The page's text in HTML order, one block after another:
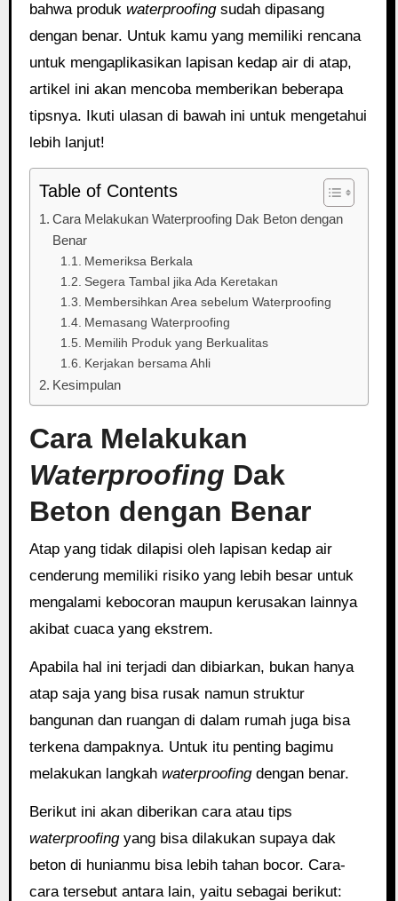
bahwa produk waterproofingsudah dipasang
dengan benar. Untuk kamu yang memiliki rencana
untuk mengaplikasikan lapisan kedap air di atap,
artikel ini akan mencoba memberikan beberapa
tipsnya. Ikuti ulasan di bawah ini untuk mengetahui
lebih lanjut!
Table of Contents
Cara Melakukan Waterproofing Dak Beton dengan
Benar
Memeriksa Berkala
Segera Tambal jika Ada Keretakan
Membersihkan Area sebelum Waterproofing
Memasang Waterproofing
Memilih Produk yang Berkualitas
Kerjakan bersama Ahli
Kesimpulan
Cara Melakukan
Waterproofing Dak
Beton dengan Benar
Atap yang tidak dilapisi oleh lapisan kedap air
cenderung memiliki risiko yang lebih besar untuk
mengalami kebocoran maupun kerusakan lainnya
akibat cuaca yang ekstrem.
Apabila hal ini terjadi dan dibiarkan, bukan hanya
atap saja yang bisa rusak namun struktur
bangunan dan ruangan di dalam rumah juga bisa
terkena dampaknya. Untuk itu penting bagimu
melakukan langkah waterproofingdengan benar.
Berikut ini akan diberikan cara atau tips
waterproofingyang bisa dilakukan supaya dak
beton di hunianmu bisa lebih tahan bocor. Cara-
cara tersebut antara lain, yaitu sebagai berikut: